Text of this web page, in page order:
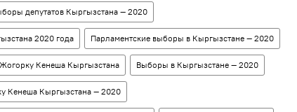
депутатов Кыргызстана — 2020
2020 года Парламентские выборы в Кыргызстане — 2020
Кенеша Кыргызстана Выборы в Кыргызстане — 2020
Кенеша Кыргызстана — 2020